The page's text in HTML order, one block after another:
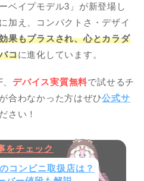
ベイプモデル3」が新登場し
加え、コンパクトさ・デザイ
果もプラスされ、心とカラダ
コに進化しています。
、デバイス実質無料で試せるチ
合わなかった方はぜひ公式サ
さい！
コンビニ取扱店は？